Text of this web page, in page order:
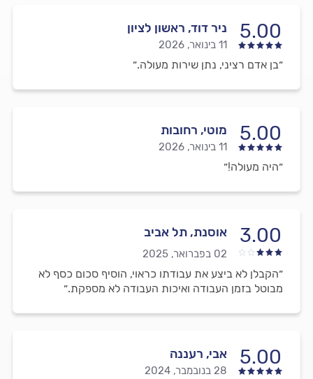
5.00 ניר דוד, ראשון לציון
11 בינואר, 2026
״בן אדם רציני, נתן שירות מעולה.״
5.00 מוטי, רחובות
11 בינואר, 2026
״היה מעולה!״
3.00 אוסנת, תל אביב
02 בפברואר, 2025
״הקבלן לא ביצע את עבודתו כראוי, הוסיף סכום כסף לא
מבוטל בזמן העבודה ואיכות העבודה לא מספקת.״
5.00 אבי, רעננה
28 בנובמבר, 2024